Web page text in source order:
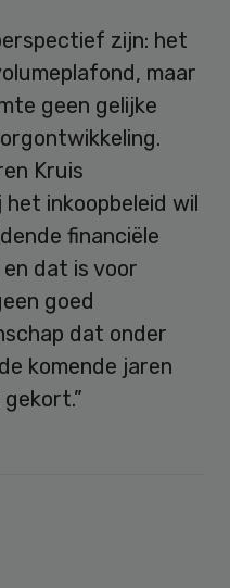
zijn: het
maar
geen gelijke
Kruis
inkoopbeleid wil
financiële
dat is voor
goed
dat onder
komende jaren